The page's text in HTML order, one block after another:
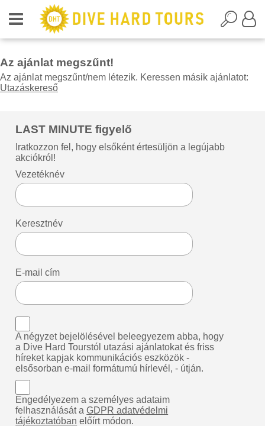
Az ajánlat megszűnt!
Az ajánlat megszűnt/nem létezik. Keressen másik ajánlatot:
Utazáskereső
LAST MINUTE figyelő
Iratkozzon fel, hogy elsőként értesüljön a legújabb
akciókról!
Vezetéknév
Keresztnév
E-mail cím
A négyzet bejelölésével beleegyezem abba, hogy
a Dive Hard Tourstól utazási ajánlatokat és friss
híreket kapjak kommunikációs eszközök -
elsősorban e-mail formátumú hírlevél, - útján.
Engedélyezem a személyes adataim
felhasználását aGDPR adatvédelmi
tájékoztatóban előírt módon.